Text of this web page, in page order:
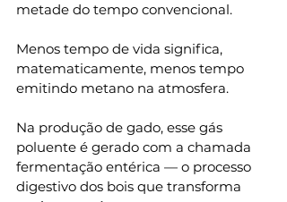
metade do tempo convencional.
Menos tempo de vida significa,
matematicamente, menos tempo
emitindo metano na atmosfera.
Na produção de gado, esse gás
poluente é gerado com a chamada
fermentação entérica — o processo
digestivo dos bois que transforma